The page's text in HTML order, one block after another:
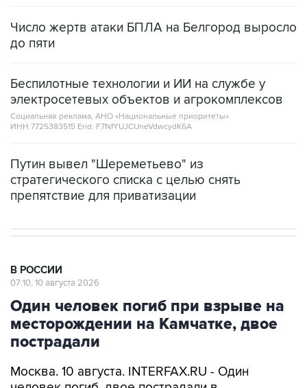
Число жертв атаки БПЛА на Белгород выросло
до пяти
Беспилотные технологии и ИИ на службе у
электросетевых объектов и агрокомплексов
Социальная реклама, АНО «Национальные приоритеты».
ИНН 7725383515 Erid: F7NfYUJCUneVdwcydK6A
Путин вывел "Шереметьево" из
стратегического списка с целью снять
препятствие для приватизации
В РОССИИ
07:10, 10 августа 2026
Один человек погиб при взрыве на
месторождении на Камчатке, двое
пострадали
Москва. 10 августа. INTERFAX.RU - Один